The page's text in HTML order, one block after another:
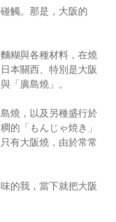
觸。那是，大阪的
糊與各種材料，在燒
本關西、特別是大阪
「廣島燒」。
燒，以及另種盛行於
的「もんじゃ焼き」
有大阪燒，由於常常
的我，當下就把大阪